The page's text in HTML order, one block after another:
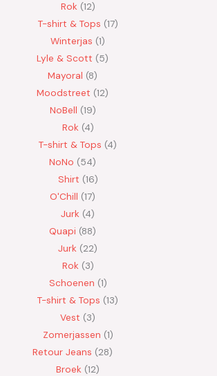
Rok 12
T-shirt & Tops 17
Winterjas 1
Lyle & Scott
5
Mayoral 8
Moodstreet 12
NoBell 19
Rok 4
T-shirt & Tops 4
NoNo
54
Shirt 16
O'Chill 17
Jurk 4
Quapi 88
Jurk 22
Rok 3
Schoenen 1
T-shirt & Tops 13
Vest
3
Zomerjassen 1
Retour Jeans
28
Broek 12